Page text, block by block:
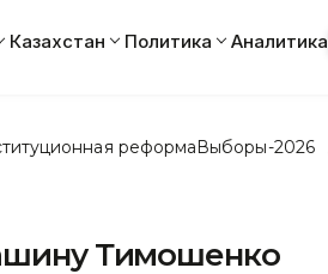
Казахстан Политика Аналитика
реформаВыборы-2026
Тимошенко